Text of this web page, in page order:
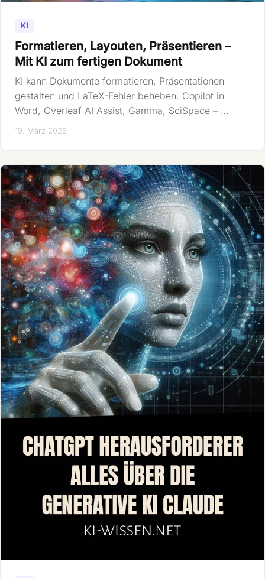
KI
Formatieren, Layouten, Präsentieren –
Mit KI zum fertigen Dokument
KI kann Dokumente formatieren, Präsentationen
gestalten und LaTeX-Fehler beheben. Copilot in
Word, Overleaf AI Assist, Gamma, SciSpace – …
19. März 2026